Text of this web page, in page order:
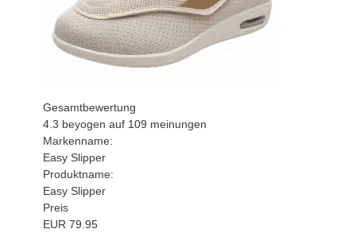
Gesamtbewertung
4.3 beyogen auf 109 meinungen
Markenname:
Easy Slipper
Produktname:
Easy Slipper
Preis
EUR 79.95